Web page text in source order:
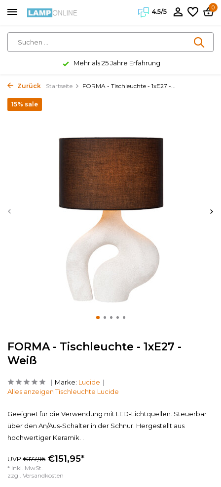
4.5/5
0
Mehr als 25 Jahre Erfahrung
Zurück Startseite FORMA - Tischleuchte - 1xE27 -...
FORMA - Tischleuchte - 1xE27 -
Weiß
15% sale
Marke: Lucide
Alles anzeigen Tischleuchte Lucide
Geeignet für die Verwendung mit LED-Lichtquellen. Steuerbar
über den An/Aus-Schalter in der Schnur. Hergestellt aus
hochwertiger Keramik. .
UVP €177,95 €151,95*
* Inkl. MwSt.
zzgl. Versandkosten